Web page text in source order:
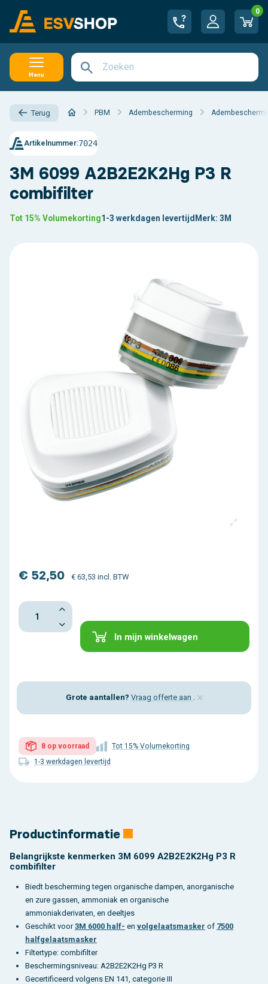
0
Menu
Terug PBM Adembescherming
3M 6099 A2B2E2K2Hg P3 R
combifilter
Artikelnummer:7024
Tot 15% Volumekorting1-3 werkdagen levertijd Merk: 3M
€ 52,50 € 63,53 incl. BTW
In mijn winkelwagen
Grote aantallen? Vraag offerte aan ×
8 op voorraad
Tot 15% Volumekorting
1-3 werkdagen levertijd
Productinformatie
Belangrijkste kenmerken 3M 6099 A2B2E2K2Hg P3 R
combifilter
Biedt bescherming tegen organische dampen, anorganische
en zure gassen, ammoniak en organische
ammoniakderivaten, en deeltjes
Geschikt voor3M 6000 half- en volgelaatsmasker of 7500
halfgelaatsmasker
Filtertype: combifilter
Beschermingsniveau: A2B2E2K2Hg P3 R
Gecertificeerd volgens EN 141, categorie III